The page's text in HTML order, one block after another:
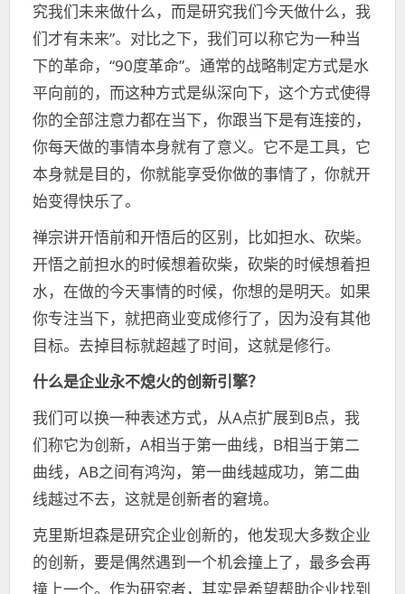
究我们未来做什么，而是研究我们今天做什么，我
们才有未来”。对比之下，我们可以称它为一种当
下的革命，“90度革命”。通常的战略制定方式是水
平向前的，而这种方式是纵深向下，这个方式使得
你的全部注意力都在当下，你跟当下是有连接的，
你每天做的事情本身就有了意义。它不是工具，它
本身就是目的，你就能享受你做的事情了，你就开
始变得快乐了。
禅宗讲开悟前和开悟后的区别，比如担水、砍柴。
开悟之前担水的时候想着砍柴，砍柴的时候想着担
水，在做的今天事情的时候，你想的是明天。如果
你专注当下，就把商业变成修行了，因为没有其他
目标。去掉目标就超越了时间，这就是修行。
什么是企业永不熄火的创新引擎？
我们可以换一种表述方式，从A点扩展到B点，我
们称它为创新，A相当于第一曲线，B相当于第二
曲线，AB之间有鸿沟，第一曲线越成功，第二曲
线越过不去，这就是创新者的窘境。
克里斯坦森是研究企业创新的，他发现大多数企业
的创新，要是偶然遇到一个机会撞上了，最多会再
撞上一个。作为研究者，其实是希望帮助企业找到